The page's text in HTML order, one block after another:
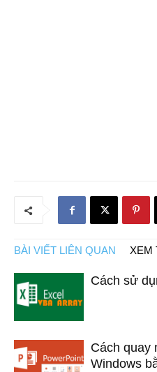
BÀI VIẾT LIÊN QUAN XEM
Cách sử
Cách quay
Windows